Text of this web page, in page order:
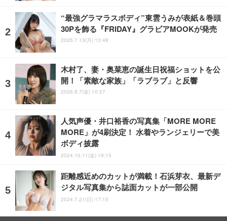
“最強グラマラスボディ”東雲うみが表紙＆巻頭
30Pを飾る『FRIDAY』グラビアMOOKが発売
2026.7.13(月) 13:48
木村了、妻・奥菜恵の誕生日祝福ショットを公
開！「素敵な家族」「ラブラブ」と反響
2026.8.7(金) 10:27
人気声優・井口裕香の写真集「MORE MORE
MORE」が4刷決定！ 水着やランジェリーで美
ボディ披露
2024.10.11(金) 19:15
距離感近めのカットが満載！石浜芽衣、最新デ
ジタル写真集から誌面カットが一部公開
2024.7.21(日) 17:15